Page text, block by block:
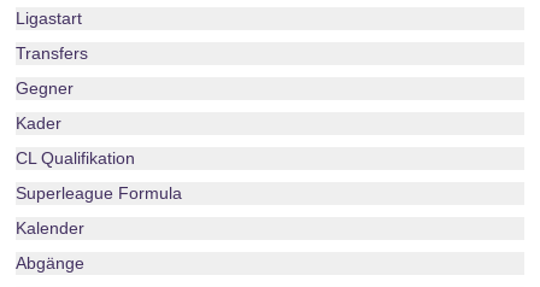
Ligastart
Transfers
Gegner
Kader
CL Qualifikation
Superleague Formula
Kalender
Abgänge